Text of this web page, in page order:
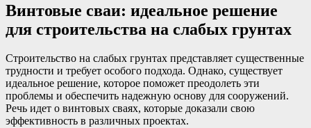
Винтовые сваи: идеальное решение
для строительства на слабых грунтах
Строительство на слабых грунтах представляет существенные
трудности и требует особого подхода. Однако, существует
идеальное решение, которое поможет преодолеть эти
проблемы и обеспечить надежную основу для сооружений.
Речь идет о винтовых сваях, которые доказали свою
эффективность в различных проектах.